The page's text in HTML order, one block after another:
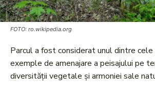
FOTO: ro.wikipedia.org
Parcul a fost considerat unul dintre
exemple de amenajare a peisajului pe
diversității vegetale și armoniei sale